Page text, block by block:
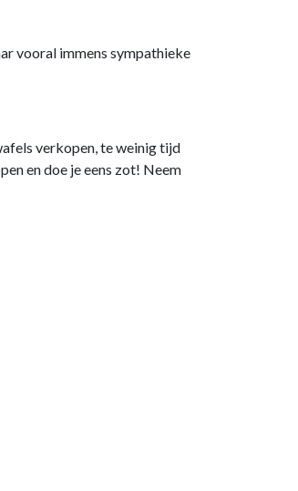
vooral immens sympathieke
verkopen, te weinig tijd
en doe je eens zot! Neem